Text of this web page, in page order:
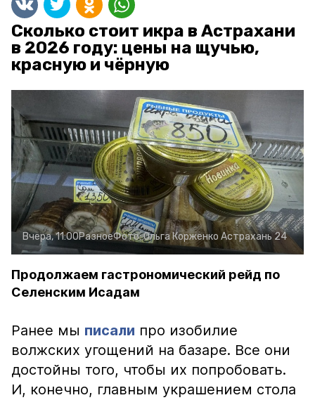
Сколько стоит икра в Астрахани
в 2026 году: цены на щучью,
красную и чёрную
Вчера, 11:00РазноеФото:Ольга Корженко Астрахань 24
Продолжаем гастрономический рейд по
Селенским Исадам
Ранее мы писали про изобилие
волжских угощений на базаре. Все они
достойны того, чтобы их попробовать.
И, конечно, главным украшением стола